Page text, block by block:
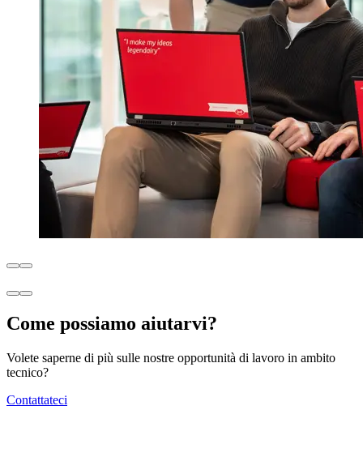
Come possiamo aiutarvi?
Volete saperne di più sulle nostre opportunità di lavoro in ambito
tecnico?
Contattateci